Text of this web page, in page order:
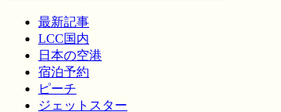
最新記事
LCC国内
日本の空港
宿泊予約
ピーチ
ジェットスター